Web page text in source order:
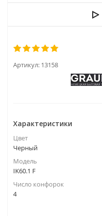
Артикул: 13158
Характеристики
Цвет
Черный
Модель
IK60.1 F
Число конфорок
4